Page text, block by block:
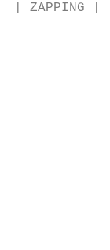
| ZAPPING |